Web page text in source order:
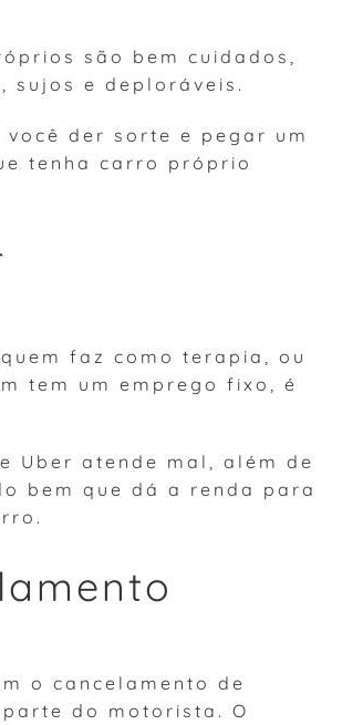
são bem cuidados,
sujos e deploráveis.
você der sorte e pegar um
tenha carro próprio
faz como terapia, ou
tem um emprego fixo, é
Uber atende mal, além de
bem que dá a renda para
o cancelamento de
do motorista. O